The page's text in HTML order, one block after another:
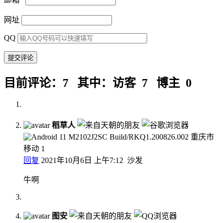
网址
QQ
目前评论：7 其中：访客 7 博主 0
稻草人
重庆市
移动 1
回复 2021年10月6日 上午7:12 沙发
牛啊
图安